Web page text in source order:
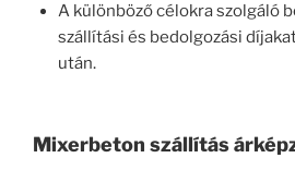
A különböző célokra szolgáló
szállítási és bedolgozási
után.
Mixerbeton szállítás